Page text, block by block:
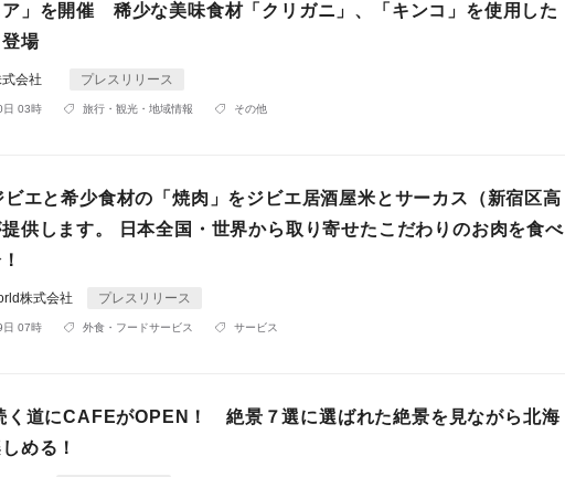
」を開催 稀少な美味食材「クリガニ」、「キンコ」を使用した
場
式会社 プレスリリース
日 03時 旅行・観光・地域情報 その他
エと希少食材の「焼肉」をジビエ居酒屋米とサーカス（新宿区高
提供します。 日本全国・世界から取り寄せたこだわりのお肉を食べ
株式会社 プレスリリース
日 07時 外食・フードサービス サービス
く道にCAFEがOPEN！ 絶景７選に選ばれた絶景を見ながら北海
める！